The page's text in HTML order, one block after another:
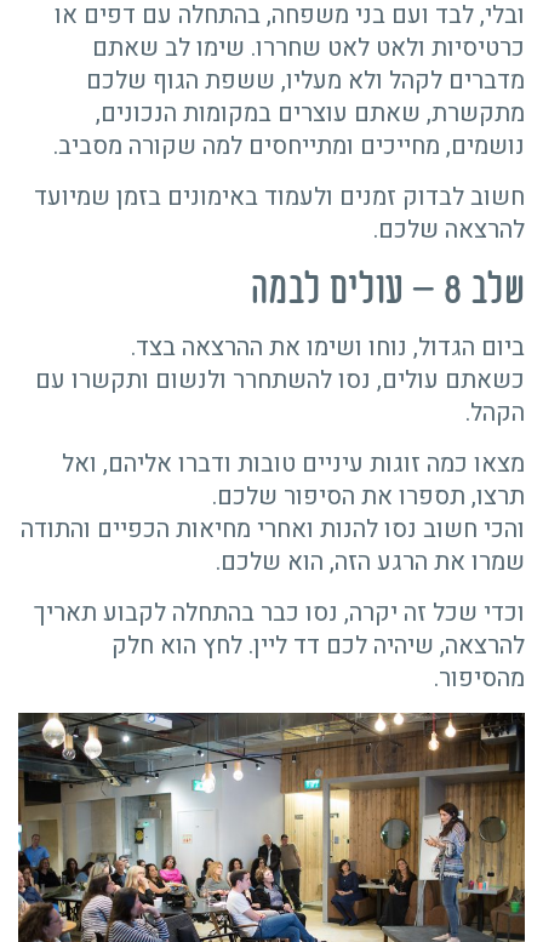
ובלי, לבד ועם בני משפחה, בהתחלה עם דפים או
כרטיסיות ולאט לאט שחררו. שימו לב שאתם
מדברים לקהל ולא מעליו, ששפת הגוף שלכם
מתקשרת, שאתם עוצרים במקומות הנכונים,
נושמים, מחייכים ומתייחסים למה שקורה מסביב.
חשוב לבדוק זמנים ולעמוד באימונים בזמן שמיועד
להרצאה שלכם.
שלב 8 – עולים לבמה
ביום הגדול, נוחו ושימו את ההרצאה בצד.
כשאתם עולים, נסו להשתחרר ולנשום ותקשרו עם
הקהל.
מצאו כמה זוגות עיניים טובות ודברו אליהם, ואל
תרצו, תספרו את הסיפור שלכם.
והכי חשוב נסו להנות ואחרי מחיאות הכפיים והתודה
שמרו את הרגע הזה, הוא שלכם.
וכדי שכל זה יקרה, נסו כבר בהתחלה לקבוע תאריך
להרצאה, שיהיה לכם דד ליין. לחץ הוא חלק
מהסיפור.